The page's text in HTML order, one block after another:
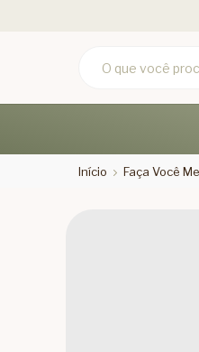
Início Faça Você